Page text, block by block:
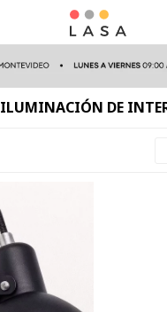
ILUMINACIÓN DE